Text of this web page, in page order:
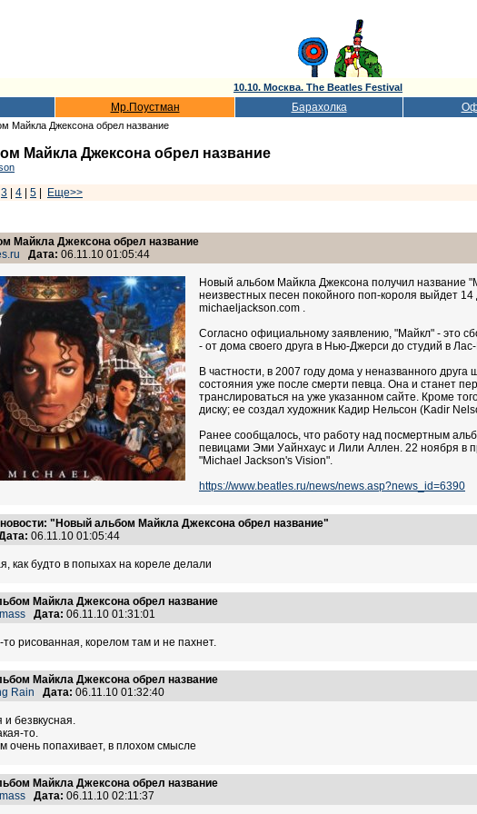
10.10. Москва. The Beatles Festival
Мр.Поустман Барахолка
Майкла Джексона обрел название
Майкла Джексона обрел название
3 4 5
Еще>>
Майкла Джексона обрел название
Дата: 06.11.10 01:05:44
Новый альбом Майкла Джексона получил название
неизвестных песен покойного поп-короля выйдет
michaeljackson.com .
Согласно официальному заявлению, "Майкл" - это
- от дома своего друга в Нью-Джерси до студий в
В частности, в 2007 году дома у неназванного
состояния уже после смерти певца. Она и станет
транслироваться на уже указанном сайте. Кроме
диску; ее создал художник Кадир Нельсон (Kadir
Ранее сообщалось, что работу над посмертным
певицами Эми Уайнхаус и Лили Аллен. 22 ноября в
"Michael Jackson's Vision".
https://www.beatles.ru/news/news.asp?news_id=6390
"Новый альбом Майкла Джексона обрел название"
06.11.10 01:05:44
как будто в попыхах на кореле делали
Майкла Джексона обрел название
Дата: 06.11.10 01:31:01
рисованная, корелом там и не пахнет.
Майкла Джексона обрел название
Rain Дата: 06.11.10 01:32:40
безвкусная.
то.
очень попахивает, в плохом смысле
Майкла Джексона обрел название
Дата: 06.11.10 02:11:37